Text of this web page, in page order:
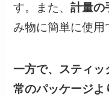
す。また、計量の
み物に簡単に使用
一方で、スティ
常のパッケージよ